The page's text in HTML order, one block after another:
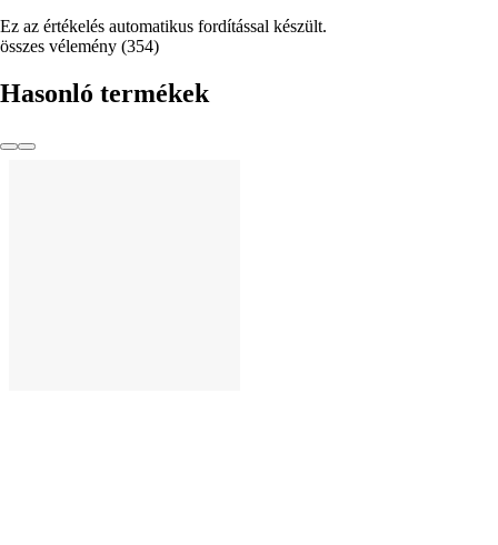
Ez az értékelés automatikus fordítással készült.
összes vélemény (354)
Hasonló termékek